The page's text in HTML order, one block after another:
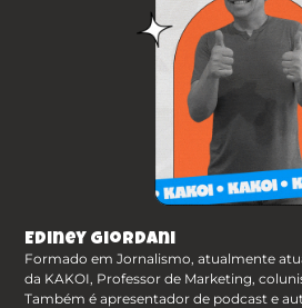
Ediney Giordani
Formado em Jornalismo, atualmente
da KAKOI, Professor de Marketing,
Também é apresentador de podcast e